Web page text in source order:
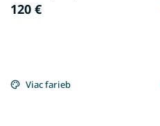
120 €
Viac farieb